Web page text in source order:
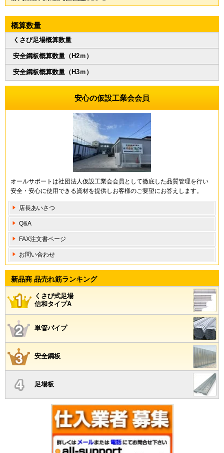
概算数量
くさび足場概算数量
安全鋼板概算数量（H2ｍ）
安全鋼板概算数量（H3ｍ）
安心の仮設工業会会員
オールサポートは社団法人仮設工業会会員として徹底した品質管理を行い
安全・安心に使用できる資材を提供しお客様のご要望にお答えします。
店長あいさつ
Q&A
FAX注文書ページ
お問い合わせ
新品商 品売れ筋ランキング
くさび式足場
信和タイプA
単管パイプ
安全鋼板
足場板